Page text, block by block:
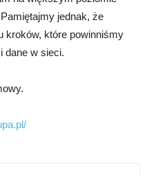
jednak, że
kroków, które powinniśmy
dane w sieci.